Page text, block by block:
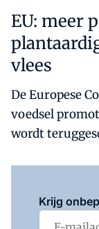
EU: meer
vlees
De Europese
voedsel
wordt
Krijg